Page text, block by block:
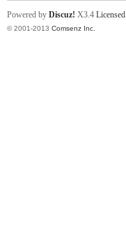
Powered by Discuz! X3.4 Licensed
© 2001-2013 Comsenz Inc.